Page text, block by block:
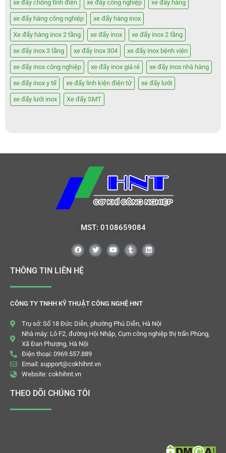
xe đẩy chống tĩnh điện xe đẩy công nghiệp xe đẩy hàng
xe đẩy hàng công nghiệp xe đẩy hàng inox
Xe đẩy hàng inox 2 tầng xe đẩy inox xe đẩy inox 2 tầng
xe đẩy inox 3 tầng xe đẩy inox 304 xe đẩy inox bệnh viện
xe đẩy inox công nghiệp xe đẩy inox giá rẻ xe đẩy inox nhà hàng
xe đẩy inox y tế xe đẩy linh kiện điện tử xe đẩy lưới
xe đẩy lưới inox Xe đẩy SMT
MST: 0108659084
THÔNG TIN LIÊN HỆ
CÔNG TY TNHH KỸ THUẬT CÔNG NGHỆ HNT
Trụ sở: Số 18 Đức Diễn, phường Phú Diễn, Hà Nội
Nhà máy: Lô F2, đường Hội Nhập, Cụm công nghiệp thị trấn Phùng,
Xã Đan Phượng, Hà Nội
Điện thoại: 0969.557.889
Email: support@cokhihnt.vn
Website: cokhihnt.vn
THEO DÕI CHÚNG TÔI